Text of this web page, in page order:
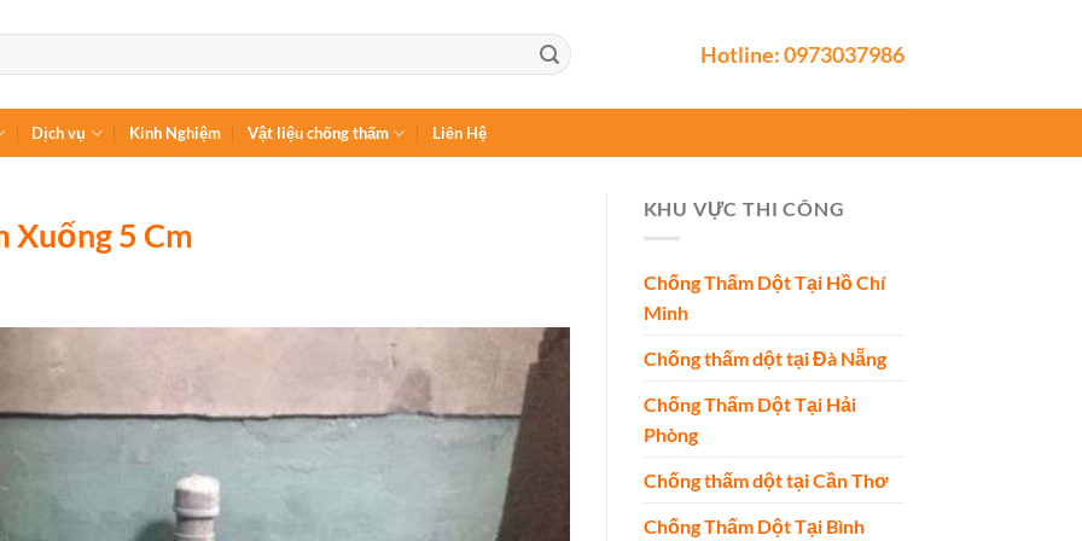
Hotline:0973037986
Dịch vụ Kinh Nghiệm Vật liệu chống thấm Liên Hệ
Xuống 5 Cm
KHU VỰC THI CÔNG
Chống Thấm Dột Tại Hồ Chí
Minh
Chống thấm dột tại Đà Nẵng
Chống Thấm Dột Tại Hải
Phòng
Chống thấm dột tại Cần Thơ
Chống Thấm Dột Tại Bình